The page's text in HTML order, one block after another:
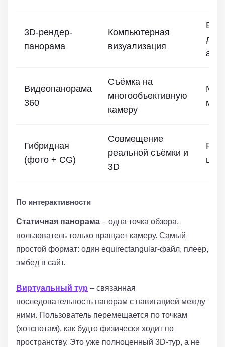
3D-рендер-
панорама
Компьютерная
визуализация
Видеопанорама
360
Съёмка на
многообъективную
камеру
Гибридная
(фото + CG)
Совмещение
реальной съёмки и
3D
По интерактивности
Статичная панорама – одна точка обзора,
пользователь только вращает камеру. Самый
простой формат: один equirectangular-файл, плеер,
эмбед в сайт.
Виртуальный тур – связанная
последовательность панорам с навигацией между
ними. Пользователь перемещается по точкам
(хотспотам), как будто физически ходит по
пространству. Это уже полноценный 3D-тур, а не